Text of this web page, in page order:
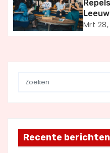
i
e
Mrt 28,
Recente berichten